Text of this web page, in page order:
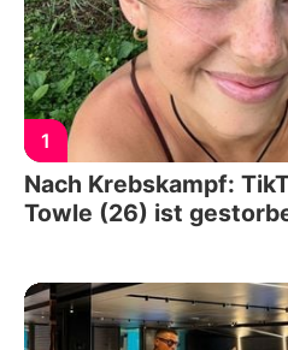
1
Nach Krebskampf:
Towle (26) ist